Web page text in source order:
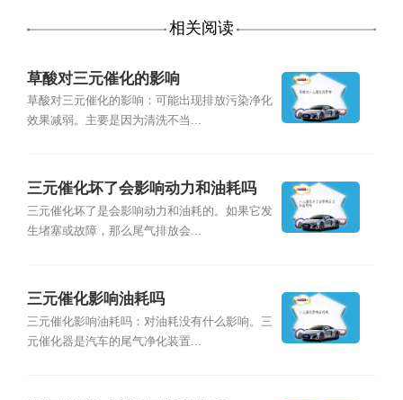
相关阅读
草酸对三元催化的影响
草酸对三元催化的影响：可能出现排放污染净化
效果减弱。主要是因为清洗不当...
三元催化坏了会影响动力和油耗吗
三元催化坏了是会影响动力和油耗的。如果它发
生堵塞或故障，那么尾气排放会...
三元催化影响油耗吗
三元催化影响油耗吗：对油耗没有什么影响。三
元催化器是汽车的尾气净化装置...